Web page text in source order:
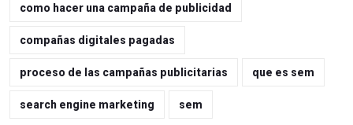
como hacer una campaña de publicidad
compañas digitales pagadas
proceso de las campañas publicitarias que es sem
search engine marketing sem